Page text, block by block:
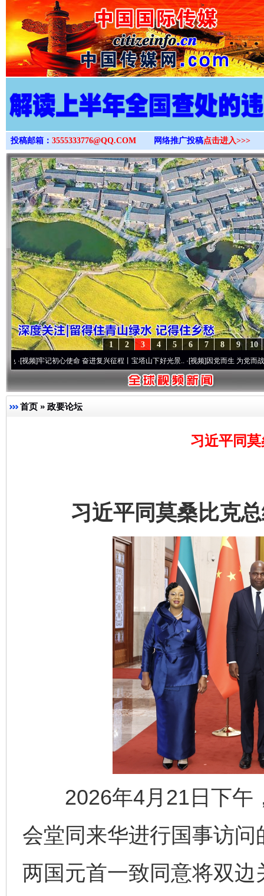
>
投稿邮箱： 3555333776@QQ.COM 网络推广投稿点击进入>>>
10
9
8
7
6
5
4
3
2
1
初心使命 奋进复兴征程丨宝塔山下好光景..·[视频]因党而生 为党而战——百年“纪”
首页 » 政要论坛
习近平同
习近平同莫桑比克总
2026年4月21日下午
会堂同来华进行国事访
两国元首一致同意将双